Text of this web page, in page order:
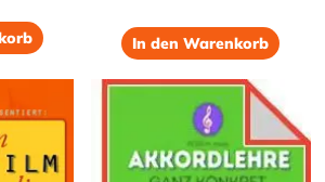
ist:
In den Warenkorb